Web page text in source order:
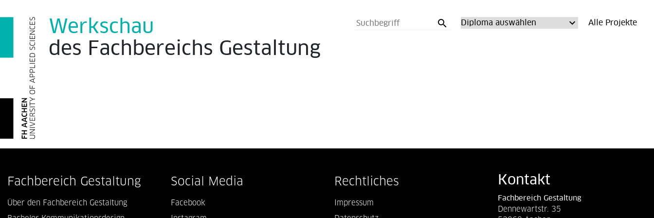
Werkschau
des Fachbereichs Gestaltung
search Alle Projekte
Fachbereich Gestaltung
Über den Fachbereich Gestaltung
Social Media
Facebook
Rechtliches
Impressum
Kontakt
Fachbereich Gestaltung
Dennewartstr. 35